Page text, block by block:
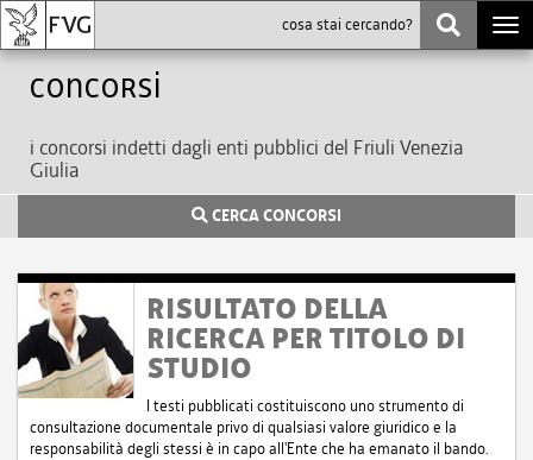
Concorsi
i concorsi indetti dagli enti pubblici del Friuli Venezia
Giulia
CERCA CONCORSI
RISULTATO DELLA
RICERCA PER TITOLO DI
STUDIO
I testi pubblicati costituiscono uno strumento di
consultazione documentale privo di qualsiasi valore giuridico e la
responsabilità degli stessi è in capo all'Ente che ha emanato il bando.